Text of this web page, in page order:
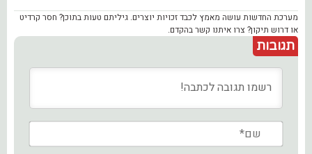
מערכת החדשות עושה מאמץ לכבד זכויות יוצרים. גיליתם טעות בתוכן? חסר קרדיט
או דרוש תיקון? צרו איתנו קשר בהקדם.
תגובות